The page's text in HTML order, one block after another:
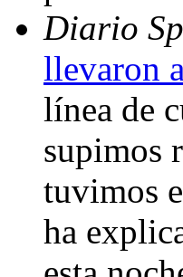
Diario
llevaron
línea de
supimos
tuvimos
ha